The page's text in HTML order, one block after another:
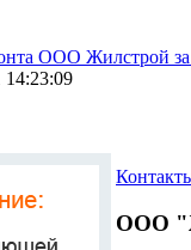
ООО Жилстрой за
14:23:09
ООО